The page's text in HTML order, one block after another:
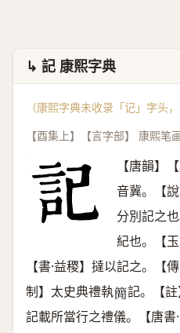
↳ 記 康熙字典
（康熙字典未收录「记」字头
【酉集上】【言字部】 康熙笔
【唐韻】
音冀。【
分別記之
紀也。【
【書·益稷】撻以記之。【
制】太史典禮執𥳑 記。【
記載所當行之禮儀。【唐書